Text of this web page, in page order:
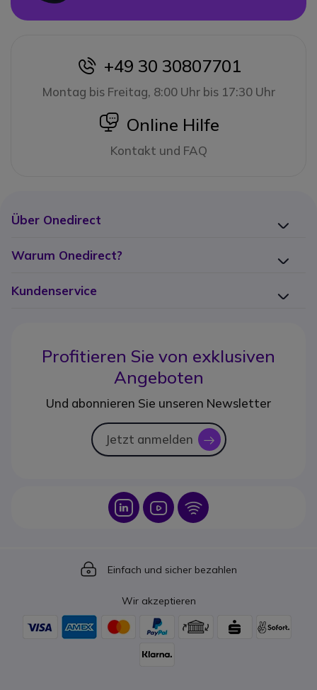
icon
+49 30 30807701
Montag bis Freitag, 8:00 Uhr bis 17:30 Uhr
icon
Online Hilfe
Kontakt und FAQ
Über Onedirect
Warum Onedirect?
Kundenservice
Profitieren Sie von exklusiven
Angeboten
Und abonnieren Sie unseren Newsletter
Jetzt anmelden icon
Icon Icon Icon
Icon
Einfach und sicher bezahlen
Wir akzeptieren